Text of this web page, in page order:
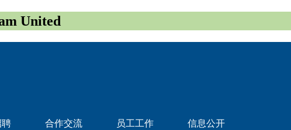
United
聘 合作交流 员工工作 信息公开